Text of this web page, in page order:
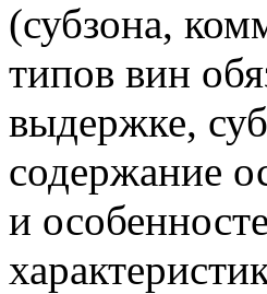
(субзона,
типов вин
выдержке,
содержание
и